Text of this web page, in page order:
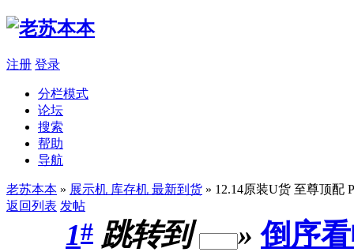
注册 登录
分栏模式
论坛
搜索
帮助
导航
老苏本本 » 展示机 库存机 最新到货 » 12.14原装U货 至尊顶配
返回列表 发帖
1# 跳转到 » 倒序